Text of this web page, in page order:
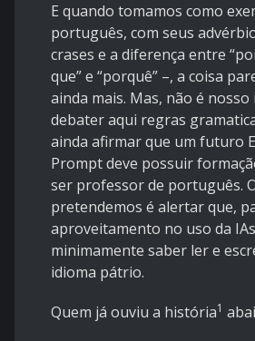
E quando tomamos como
português, com seus
crases e a diferença entre
que” e “porquê” –, a coisa
ainda mais. Mas, não é
debater aqui regras
ainda afirmar que um futuro
Prompt deve possuir
ser professor de português.
pretendemos é alertar que,
aproveitamento no uso da
minimamente saber ler e
idioma pátrio.
Quem já ouviu a história1